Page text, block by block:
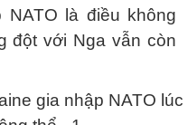
NATO là điều không
đột với Nga vẫn còn